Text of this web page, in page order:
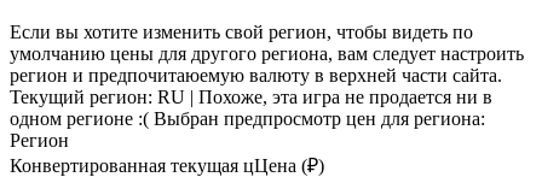
Если вы хотите изменить свой регион, чтобы видеть по
умолчанию цены для другого региона, вам следует настроить
регион и предпочитаюемую валюту в верхней части сайта.
Текущий регион: RU | Похоже, эта игра не продается ни в
одном регионе :( Выбран предпросмотр цен для региона:
Регион
Конвертированная текущая цЦена (₽)